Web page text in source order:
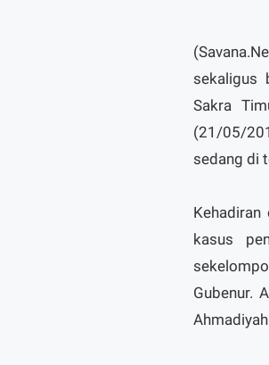
sekaligus
Sakra
(21/05/
sedang di
kasus
Gubenur.